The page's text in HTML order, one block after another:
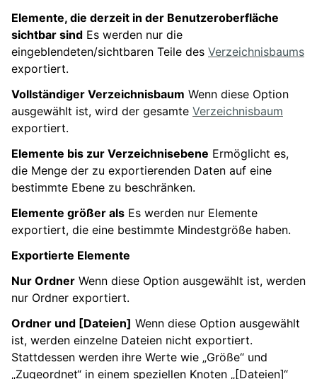
Elemente, die derzeit in der Benutzeroberfläche
sichtbar sind Es werden nur die
eingeblendeten/sichtbaren Teile des Verzeichnisbaums
exportiert.
Vollständiger Verzeichnisbaum Wenn diese Option
ausgewählt ist, wird der gesamte Verzeichnisbaum
exportiert.
Elemente bis zur Verzeichnisebene Ermöglicht es,
die Menge der zu exportierenden Daten auf eine
bestimmte Ebene zu beschränken.
Elemente größer als Es werden nur Elemente
exportiert, die eine bestimmte Mindestgröße haben.
Exportierte Elemente
Nur Ordner Wenn diese Option ausgewählt ist, werden
nur Ordner exportiert.
Ordner und [Dateien] Wenn diese Option ausgewählt
ist, werden einzelne Dateien nicht exportiert.
Stattdessen werden ihre Werte wie „Größe“ und
„Zugeordnet“ in einem speziellen Knoten „[Dateien]“